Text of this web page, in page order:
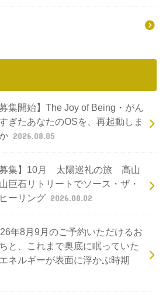
集開始】The Joy of Being・がん
ぎたあなたのOSを、再起動しま
2026.08.05
集】10月 太陽巡礼の旅 高山
巨石リトリートでソース・ザ・
ーリング 2026.08.02
年8月9月のご予約いただけるお
と、これまで奥底に眠っていた
ネルギーが表面に浮かぶ時期